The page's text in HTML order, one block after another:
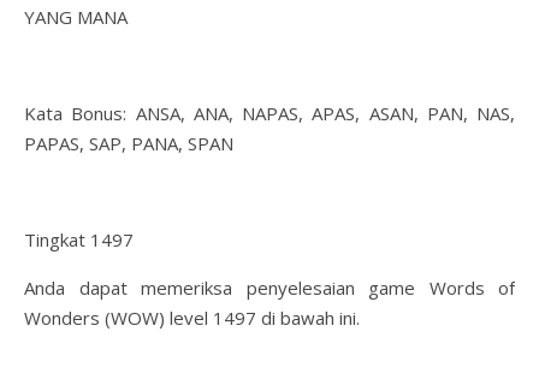
YANG MANA
Kata Bonus: ANSA, ANA, NAPAS, APAS, ASAN, PAN, NAS,
PAPAS, SAP, PANA, SPAN
Tingkat 1497
Anda dapat memeriksa penyelesaian game Words of
Wonders (WOW) level 1497 di bawah ini.